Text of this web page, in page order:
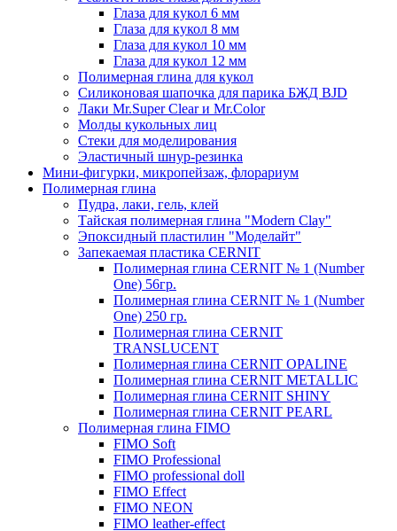
Глаза для кукол 6 мм
Глаза для кукол 8 мм
Глаза для кукол 10 мм
Глаза для кукол 12 мм
Полимерная глина для кукол
Силиконовая шапочка для парика БЖД BJD
Лаки Mr.Super Clear и Mr.Color
Молды кукольных лиц
Стеки для моделирования
Эластичный шнур-резинка
Мини-фигурки, микропейзаж, флорариум
Полимерная глина
Пудра, лаки, гель, клей
Тайская полимерная глина "Modern Clay"
Эпоксидный пластилин "Моделайт"
Запекаемая пластика CERNIT
Полимерная глина CERNIT № 1 (Number
One) 56гр.
Полимерная глина CERNIT № 1 (Number
One) 250 гр.
Полимерная глина CERNIT
TRANSLUCENT
Полимерная глина CERNIT OPALINE
Полимерная глина CERNIT METALLIC
Полимерная глина CERNIT SHINY
Полимерная глина CERNIT PEARL
Полимерная глина FIMO
FIMO Soft
FIMO Professional
FIMO professional doll
FIMO Effect
FIMO NEON
FIMO leather-effect